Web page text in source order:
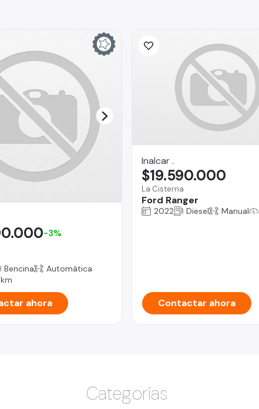
-3%
Bencina
Automática
ahora
Inalcar .
La Cisterna
Ford Ranger
$19.590.000
2022 Diesel Manual
Contactar ahora
Categorías